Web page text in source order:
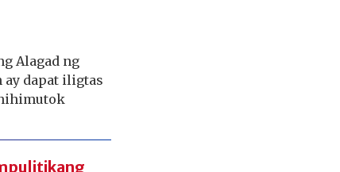
Alagad ng
ay dapat iligtas